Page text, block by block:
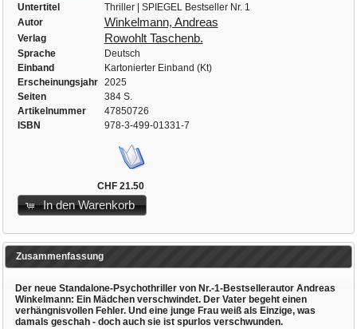
Untertitel
Thriller | SPIEGEL Bestseller Nr. 1
Autor
Winkelmann, Andreas
Verlag Rowohlt Taschenb.
Sprache
Deutsch
Einband
Kartonierter Einband (Kt)
Erscheinungsjahr
2025
Seiten
384 S.
Artikelnummer
47850726
ISBN
978-3-499-01331-7
CHF 21.50
In den Warenkorb
Zusammenfassung
Der neue Standalone-Psychothriller von Nr.-1-Bestsellerautor Andreas
Winkelmann: Ein Mädchen verschwindet. Der Vater begeht einen
verhängnisvollen Fehler. Und eine junge Frau weiß als Einzige, was
damals geschah - doch auch sie ist spurlos verschwunden.